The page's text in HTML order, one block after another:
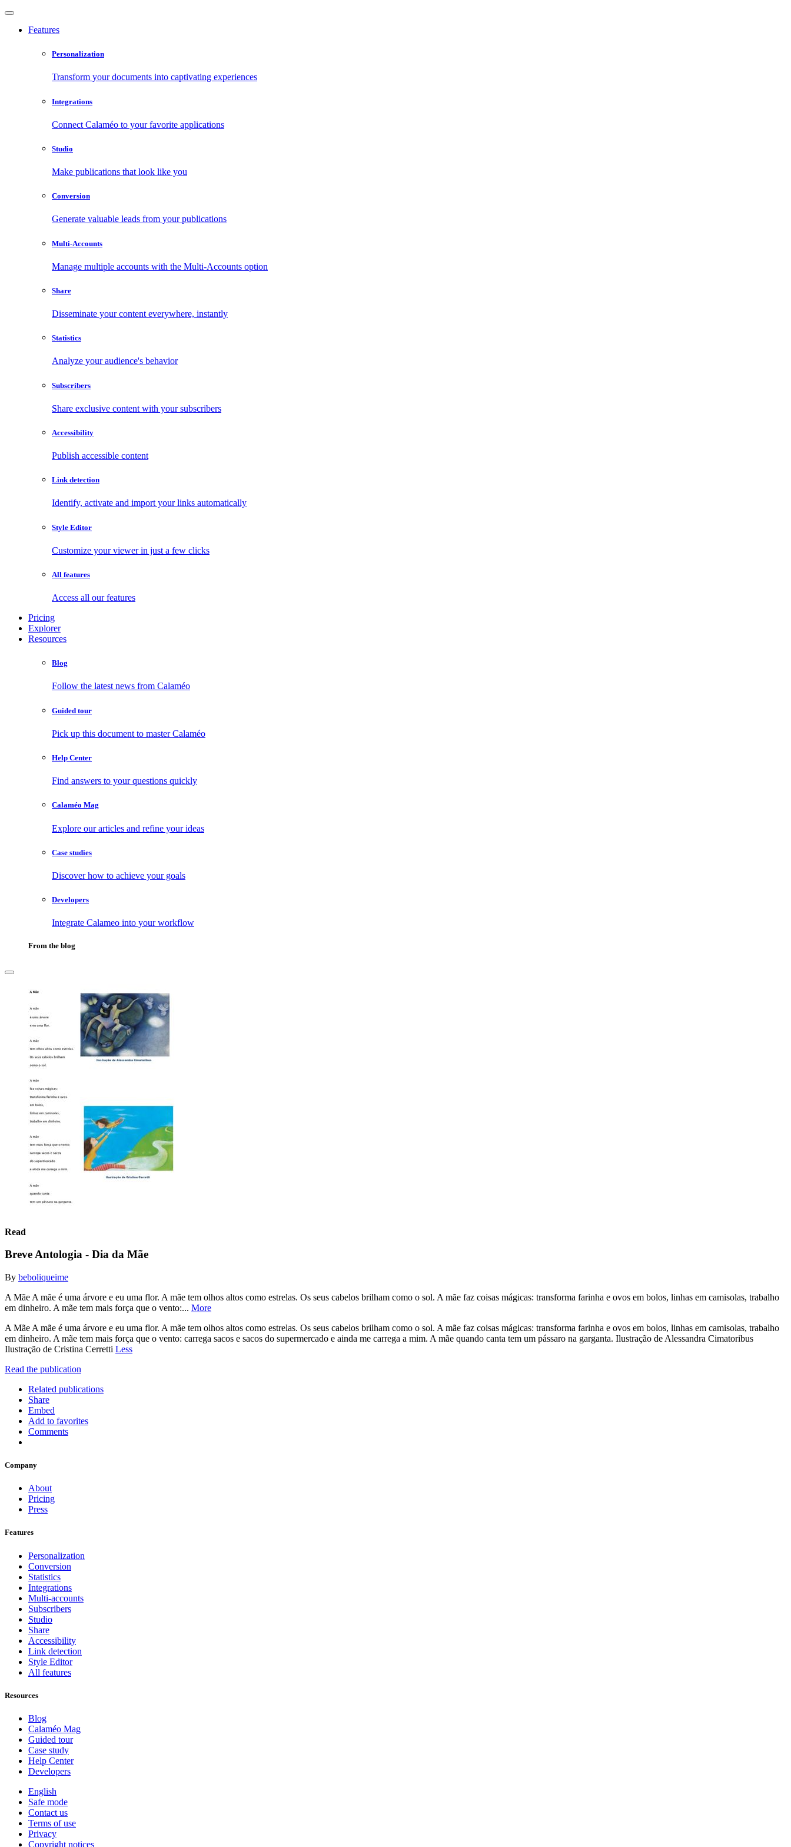
Features
Personalization
Transform your documents into captivating experiences
Integrations
Connect Calaméo to your favorite applications
Studio
Make publications that look like you
Conversion
Generate valuable leads from your publications
Multi-Accounts
Manage multiple accounts with the Multi-Accounts option
Share
Disseminate your content everywhere, instantly
Statistics
Analyze your audience's behavior
Subscribers
Share exclusive content with your subscribers
Accessibility
Publish accessible content
Link detection
Identify, activate and import your links automatically
Style Editor
Customize your viewer in just a few clicks
All features
Access all our features
Pricing
Explorer
Resources
Blog
Follow the latest news from Calaméo
Guided tour
Pick up this document to master Calaméo
Help Center
Find answers to your questions quickly
Calaméo Mag
Explore our articles and refine your ideas
Case studies
Discover how to achieve your goals
Developers
Integrate Calameo into your workflow
From the blog
Read
Breve Antologia - Dia da Mãe
By beboliqueime
A Mãe A mãe é uma árvore e eu uma flor. A mãe tem olhos altos como estrelas. Os seus cabelos brilham como o sol. A mãe faz coisas mágicas: transforma farinha e ovos em bolos, linhas em camisolas, trabalho
em dinheiro. A mãe tem mais força que o vento:... More
A Mãe A mãe é uma árvore e eu uma flor. A mãe tem olhos altos como estrelas. Os seus cabelos brilham como o sol. A mãe faz coisas mágicas: transforma farinha e ovos em bolos, linhas em camisolas, trabalho
em dinheiro. A mãe tem mais força que o vento: carrega sacos e sacos do supermercado e ainda me carrega a mim. A mãe quando canta tem um pássaro na garganta. Ilustração de Alessandra Cimatoribus
Ilustração de Cristina Cerretti Less
Read the publication
Related publications
Share
Embed
Add to favorites
Comments
Company
About
Pricing
Press
Features
Personalization
Conversion
Statistics
Integrations
Multi-accounts
Subscribers
Studio
Share
Accessibility
Link detection
Style Editor
All features
Resources
Blog
Calaméo Mag
Guided tour
Case study
Help Center
Developers
English
Safe mode
Contact us
Terms of use
Privacy
Copyright notices